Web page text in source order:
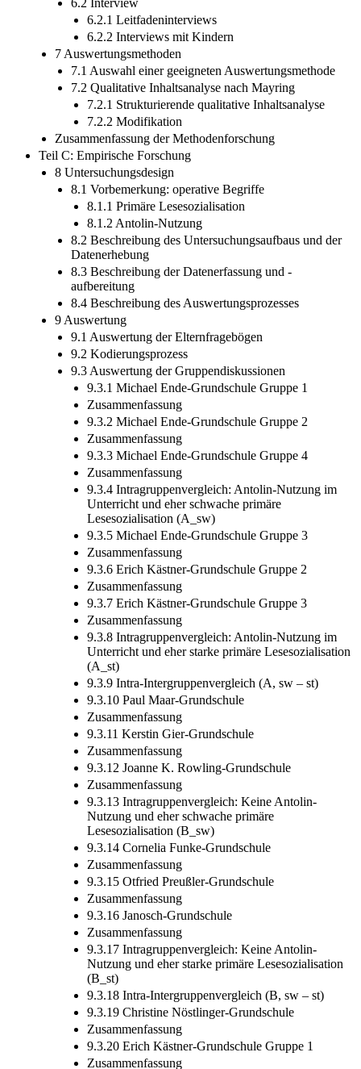
6.2 Interview
6.2.1 Leitfadeninterviews
6.2.2 Interviews mit Kindern
7 Auswertungsmethoden
7.1 Auswahl einer geeigneten Auswertungsmethode
7.2 Qualitative Inhaltsanalyse nach Mayring
7.2.1 Strukturierende qualitative Inhaltsanalyse
7.2.2 Modifikation
Zusammenfassung der Methodenforschung
Teil C: Empirische Forschung
8 Untersuchungsdesign
8.1 Vorbemerkung: operative Begriffe
8.1.1 Primäre Lesesozialisation
8.1.2 Antolin-Nutzung
8.2 Beschreibung des Untersuchungsaufbaus und der
Datenerhebung
8.3 Beschreibung der Datenerfassung und -
aufbereitung
8.4 Beschreibung des Auswertungsprozesses
9 Auswertung
9.1 Auswertung der Elternfragebögen
9.2 Kodierungsprozess
9.3 Auswertung der Gruppendiskussionen
9.3.1 Michael Ende-Grundschule Gruppe 1
Zusammenfassung
9.3.2 Michael Ende-Grundschule Gruppe 2
Zusammenfassung
9.3.3 Michael Ende-Grundschule Gruppe 4
Zusammenfassung
9.3.4 Intragruppenvergleich: Antolin-Nutzung im
Unterricht und eher schwache primäre
Lesesozialisation (A_sw)
9.3.5 Michael Ende-Grundschule Gruppe 3
Zusammenfassung
9.3.6 Erich Kästner-Grundschule Gruppe 2
Zusammenfassung
9.3.7 Erich Kästner-Grundschule Gruppe 3
Zusammenfassung
9.3.8 Intragruppenvergleich: Antolin-Nutzung im
Unterricht und eher starke primäre Lesesozialisation
(A_st)
9.3.9 Intra-Intergruppenvergleich (A, sw – st)
9.3.10 Paul Maar-Grundschule
Zusammenfassung
9.3.11 Kerstin Gier-Grundschule
Zusammenfassung
9.3.12 Joanne K. Rowling-Grundschule
Zusammenfassung
9.3.13 Intragruppenvergleich: Keine Antolin-
Nutzung und eher schwache primäre
Lesesozialisation (B_sw)
9.3.14 Cornelia Funke-Grundschule
Zusammenfassung
9.3.15 Otfried Preußler-Grundschule
Zusammenfassung
9.3.16 Janosch-Grundschule
Zusammenfassung
9.3.17 Intragruppenvergleich: Keine Antolin-
Nutzung und eher starke primäre Lesesozialisation
(B_st)
9.3.18 Intra-Intergruppenvergleich (B, sw – st)
9.3.19 Christine Nöstlinger-Grundschule
Zusammenfassung
9.3.20 Erich Kästner-Grundschule Gruppe 1